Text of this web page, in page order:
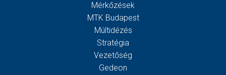
Mérkőzések
MTK Budapest
Múltidézés
Stratégia
Vezetőség
Gedeon